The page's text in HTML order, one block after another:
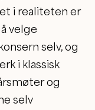
i realiteten er
velge
selv, og
i klassisk
og
selv